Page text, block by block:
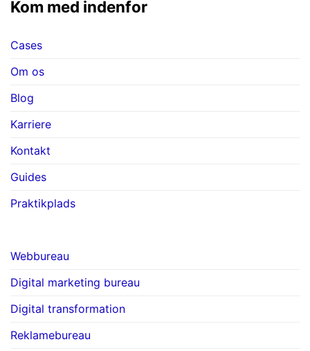
Kom med indenfor
Cases
Om os
Blog
Karriere
Kontakt
Guides
Praktikplads
Webbureau
Digital marketing bureau
Digital transformation
Reklamebureau